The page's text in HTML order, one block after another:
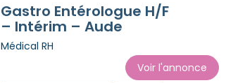
Gastro Entérologue H/F
– Intérim – Aude
Médical RH
Voir l'annonce